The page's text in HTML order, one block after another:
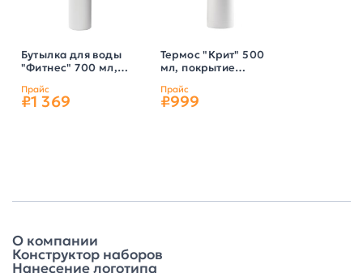
Бутылка для воды
"Фитнес" 700 мл,
цвет белый
Прайс
₽1 369
Термос "Крит" 500
мл, покрытие
Прайс
₽999
О компании
Конструктор наборов
Нанесение логотипа